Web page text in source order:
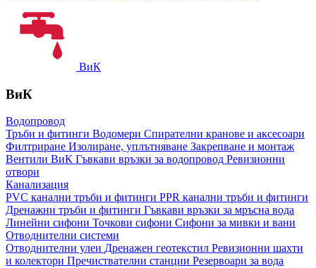
ВиК
ВиК
Водопровод
Тръби и фитинги Водомери Спирателни кранове и аксесоари
Филтриране Изолиране, уплътняване Закрепване и монтаж
Вентили ВиК Гъвкави връзки за водопровод Ревизионни
отвори
Канализация
PVC канални тръби и фитинги PPR канални тръби и фитинги
Дренажни тръби и фитинги Гъвкави връзки за мръсна вода
Линейни сифони Точкови сифони Сифони за мивки и вани
Отводнителни системи
Отводнителни улеи Дренажен геотекстил Ревизионни шахти
и колектори Пречиствателни станции Резервоари за вода